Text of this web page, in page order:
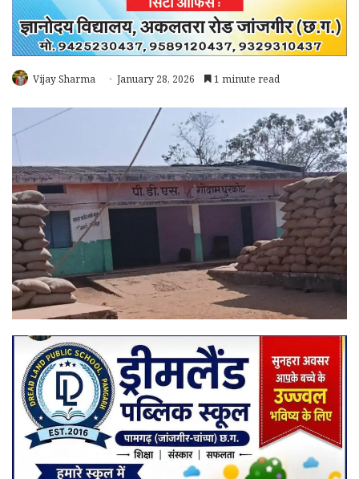
Vijay Sharma January 28, 2026 1 minute read